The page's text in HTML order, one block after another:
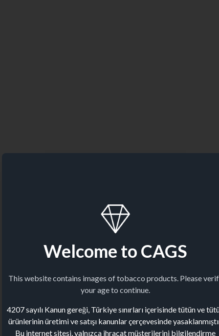
Welcome to CAGS
This website contains images of tobacco products. Please
your age to continue.
4207 sayılı Kanun gereği, Türkiye sınırları içerisinde tütün ve
ürünlerinin üretimi ve satışı kanunlar çerçevesinde
Bu internet sitesi, yalnızca ihracat müşterilerini bilgilendirme